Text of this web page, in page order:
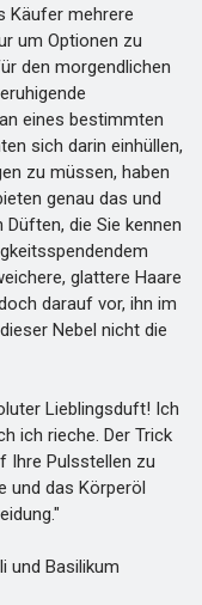
Käufer mehrere
um Optionen zu
den morgendlichen
eines bestimmten
sich darin einhüllen,
zu müssen, haben
genau das und
die Sie kennen
glattere Haare
darauf vor, ihn im
Nebel nicht die
Lieblingsduft! Ich
ich rieche. Der Trick
Ihre Pulsstellen zu
und das Körperöl
Basilikum